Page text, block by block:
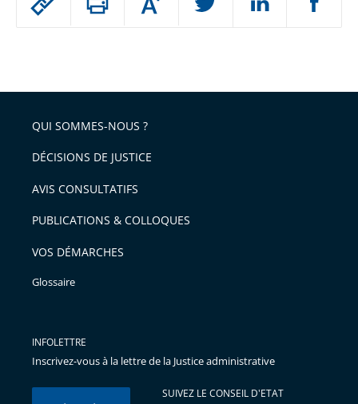
arriver
après
Augmenter
ou
l'article
pour
avant
QUI SOMMES-NOUS ?
DÉCISIONS DE JUSTICE
AVIS CONSULTATIFS
PUBLICATIONS & COLLOQUES
VOS DÉMARCHES
Glossaire
INFOLETTRE
Inscrivez-vous à la lettre de la Justice administrative
SUIVEZ LE CONSEIL D'ETAT